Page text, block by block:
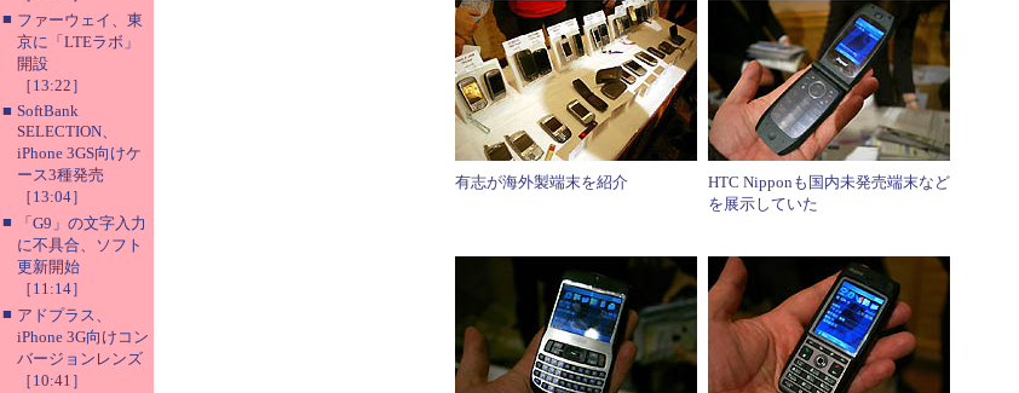
■ ファーウェイ、東
京に「LTEラボ」
開設
［13:22］
■ SoftBank
SELECTION、
iPhone 3GS向けケ
ース3種発売
［13:04］
■
「G9」の文字入力
に不具合、ソフト
更新開始
［11:14］
■ アドプラス、
iPhone 3G向けコン
バージョンレンズ
［10:41］
有志が海外製端末を紹介
HTC Nipponも国内未発売端末など
を展示していた